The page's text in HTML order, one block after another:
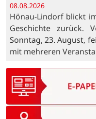
08.08.2026
Hönau-Lindorf blickt
Geschichte zurück.
Sonntag, 23. August,
mit mehreren